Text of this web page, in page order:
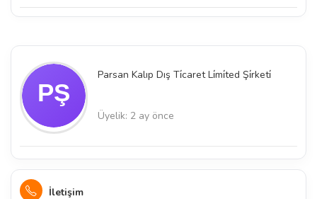
Parsan Kalıp Dış Ti̇caret Li̇mi̇ted Şi̇rketi̇
Üyelik: 2 ay önce
İletişim